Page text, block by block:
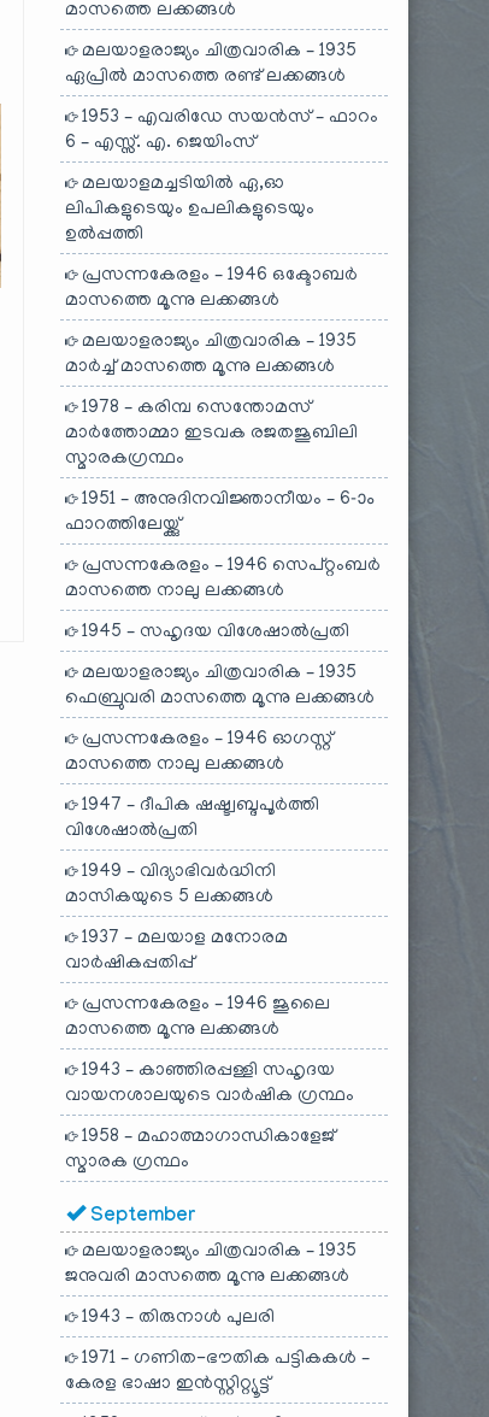
മാസത്തെ ലക്കങ്ങൾ
മലയാളരാജ്യം ചിത്രവാരിക – 1935
ഏപ്രിൽ മാസത്തെ രണ്ട് ലക്കങ്ങൾ
1953 – എവരിഡേ സയൻസ് – ഫാറം
6 – എസ്സ്. എ. ജെയിംസ്
മലയാളമച്ചടിയിൽ ഏ,ഓ
ലിപികളുടെയും ഉപലികളുടെയും
ഉൽപ്പത്തി
പ്രസന്നകേരളം – 1946 ഒക്ടോബർ
മാസത്തെ മൂന്നു ലക്കങ്ങൾ
മലയാളരാജ്യം ചിത്രവാരിക – 1935
മാർച്ച് മാസത്തെ മൂന്നു ലക്കങ്ങൾ
1978 – കരിമ്പ സെന്തോമസ്
മാർത്തോമ്മാ ഇടവക രജതജൂബിലി
സ്മാരകഗ്രന്ഥം
1951 – അനുദിനവിജ്ഞാനീയം – 6-ാം
ഫാറത്തിലേയ്ക്കു്
പ്രസന്നകേരളം – 1946 സെപ്റ്റംബർ
മാസത്തെ നാലു ലക്കങ്ങൾ
1945 – സഹൃദയ വിശേഷാൽപ്രതി
മലയാളരാജ്യം ചിത്രവാരിക – 1935
ഫെബ്രുവരി മാസത്തെ മൂന്നു ലക്കങ്ങൾ
പ്രസന്നകേരളം – 1946 ഓഗസ്റ്റ്
മാസത്തെ നാലു ലക്കങ്ങൾ
1947 – ദീപിക ഷഷ്ട്വബ്ദപൂർത്തി
വിശേഷാൽപ്രതി
1949 – വിദ്യാഭിവർദ്ധിനി
മാസികയുടെ 5 ലക്കങ്ങൾ
1937 – മലയാള മനോരമ
വാർഷികപ്പതിപ്പ്
പ്രസന്നകേരളം – 1946 ജൂലൈ
മാസത്തെ മൂന്നു ലക്കങ്ങൾ
1943 – കാഞ്ഞിരപ്പള്ളി സഹൃദയ
വായനശാലയുടെ വാർഷിക ഗ്രന്ഥം
1958 – മഹാത്മാഗാന്ധികാളേജ്
സ്മാരക ഗ്രന്ഥം
September
മലയാളരാജ്യം ചിത്രവാരിക – 1935
ജനുവരി മാസത്തെ മൂന്നു ലക്കങ്ങൾ
1943 – തിരുനാൾ പുലരി
1971 – ഗണിത-ഭൗതിക പട്ടികകൾ –
കേരള ഭാഷാ ഇൻസ്റ്റിറ്റ്യൂട്ട്